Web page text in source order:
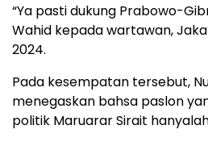
“Ya pasti dukung Prabowo-
Wahid kepada wartawan,
2024.
Pada kesempatan tersebut,
menegaskan bahsa paslon
politik Maruarar Sirait